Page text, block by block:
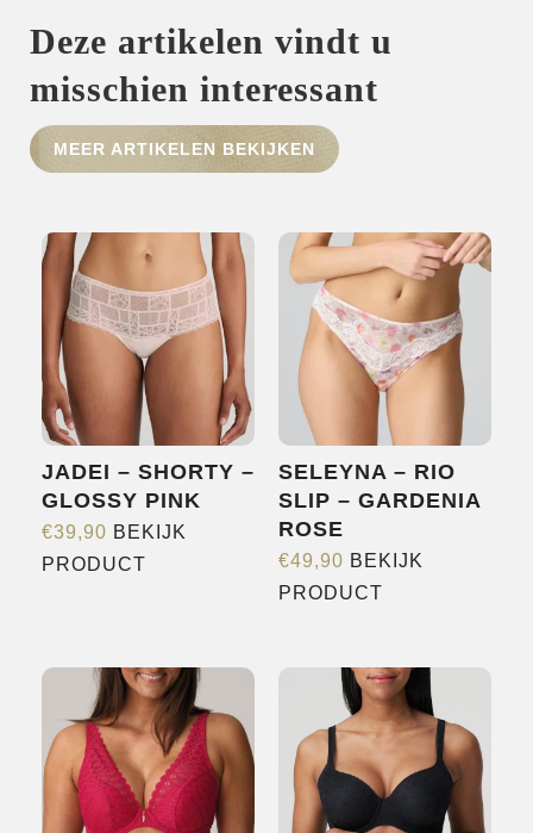
HOME
OVER ONS
MERKEN
NIEUWS
CONTACT
Deze artikelen vindt u
misschien interessant
MEER ARTIKELEN BEKIJKEN
JADEI – SHORTY –
GLOSSY PINK
€39,90 BEKIJK
PRODUCT
variaties.
Deze
optie
kan
gekozen
SELEYNA – RIO
SLIP – GARDENIA
ROSE
€49,90 BEKIJK
PRODUCT
meerdere
variaties.
Deze
optie
kan